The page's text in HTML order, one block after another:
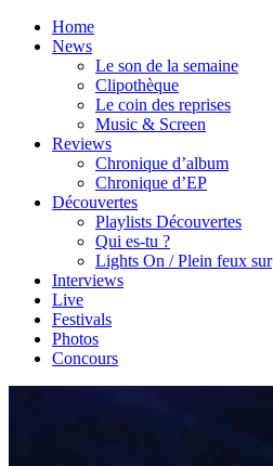
Home
News
Le son de la semaine
Clipothèque
Le coin des reprises
Music & Screen
Reviews
Chronique d’album
Chronique d’EP
Découvertes
Playlists Découvertes
Qui es-tu ?
Lights On / Plein feux sur
Interviews
Live
Festivals
Photos
Concours